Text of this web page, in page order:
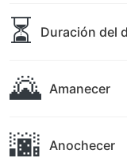
⏳ Duración del
🌄 Amanecer
🌆 Anochecer